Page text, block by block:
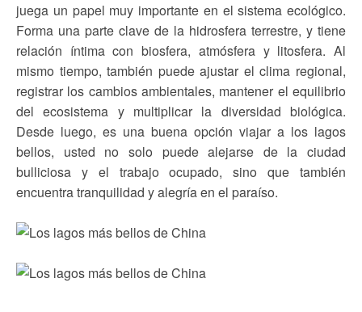
juega un papel muy importante en el sistema ecológico.
Forma una parte clave de la hidrosfera terrestre, y tiene
relación íntima con biosfera, atmósfera y litosfera. Al
mismo tiempo, también puede ajustar el clima regional,
registrar los cambios ambientales, mantener el equilibrio
del ecosistema y multiplicar la diversidad biológica.
Desde luego, es una buena opción viajar a los lagos
bellos, usted no solo puede alejarse de la ciudad
bulliciosa y el trabajo ocupado, sino que también
encuentra tranquilidad y alegría en el paraíso.